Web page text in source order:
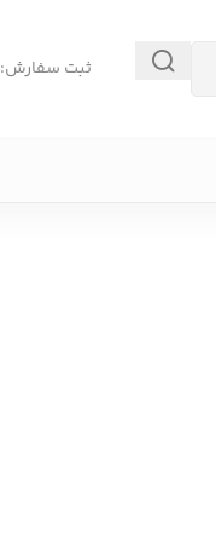
ثبت سفارش: